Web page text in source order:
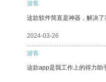
游客
这款软件简直是神器，解决了
2024-03-26
游客
这款app是我工作上的得力助